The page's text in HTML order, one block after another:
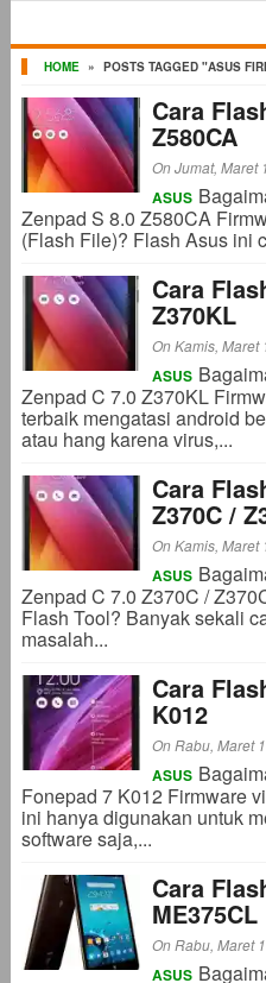
HOME » POSTS TAGGED "ASUS
Cara
Z580CA
On Jumat, Maret
ASUS
Zenpad S 8.0 Z580CA
(Flash File)? Flash Asus ini
Cara
Z370KL
On Kamis, Maret
ASUS
Zenpad C 7.0 Z370KL
terbaik mengatasi android
atau hang karena virus,...
Cara
Z370C /
On Kamis, Maret
ASUS
Zenpad C 7.0 Z370C /
Flash Tool? Banyak sekali
masalah...
Cara
K012
On Rabu, Maret
ASUS
Fonepad 7 K012 Firmware
ini hanya digunakan untuk
software saja,...
Cara
ME375CL
On Rabu, Maret
ASUS